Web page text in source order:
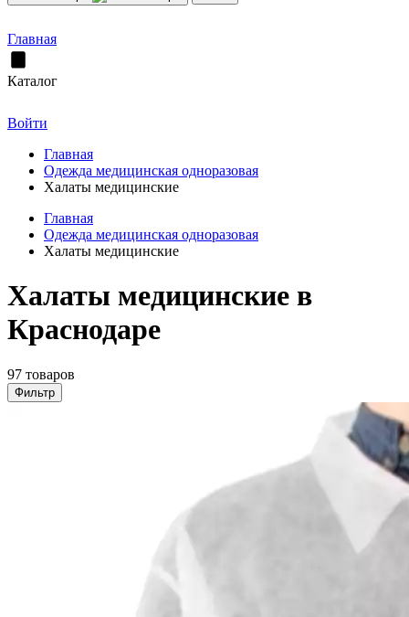
Главная
Каталог
Войти
Главная
Одежда медицинская одноразовая
Халаты медицинские
Главная
Одежда медицинская одноразовая
Халаты медицинские
Халаты медицинские в
Краснодаре
97 товаров
Фильтр